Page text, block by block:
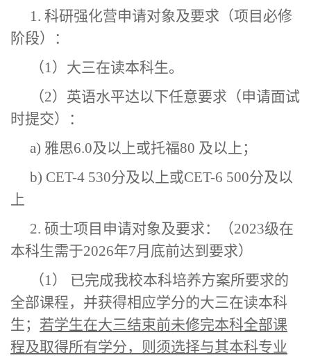
1. 科研强化营申请对象及要求（项目必修
阶段）：
（1）大三在读本科生。
（2）英语水平达以下任意要求 （申请面试
时提交）
：
a) 雅思6.0及以上或托福80 及以上；
b) CET-4 530分及以上或CET-6 500分及以
上
2. 硕士项目申请对象及要求：
（2023级在
本科生需于2026年7月底前达到要求）
（1） 已完成我校本科培养方案所要求的
全部课程，并获得相应学分的大三在读本科
生； 若学生在大三结束前未修完本科全部课
程及取得所有学分，则须选择与其本科专业